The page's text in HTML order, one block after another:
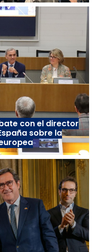
con el director
sobre la